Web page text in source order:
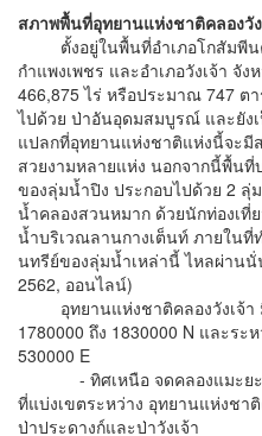
สภาพพื้นที่อุทยานแห่งชาติคลองวัง
ตั้งอยู่ในพื้นที่อำเภอโกสัมพีนค
กำแพงเพชร และอำเภอวังเจ้า จั
466,875 ไร่ หรือประมาณ 747 ต
ไปด้วย ป่าอันอุดมสมบูรณ์ และยัง
แปลกที่อุทยานแห่งชาติแห่งนี้จะมี
สวยงามหลายแห่ง นอกจากนี้พื้น
ของลุ่มน้ำปิง ประกอบไปด้วย 2 ลุ่
น้ำคลองสวนหมาก ด้วยนักท่องเ
น้ำบริเวณลานกางเต็นท์ ภายในที่
นทรีย์ของลุ่มน้ำเหล่านี้ ไหลผ่านนั่
2562, ออนไลน์)
อุทยานแห่งชาติคลองวังเจ้า
1780000 ถึง 1830000 N และระ
530000 E
- ทิศเหนือ จดคลองแมะยะม
ที่แบ่งเขตระหว่าง อุทยานแห่งชา
ป่าประดางก์และป่าวังเจ้า